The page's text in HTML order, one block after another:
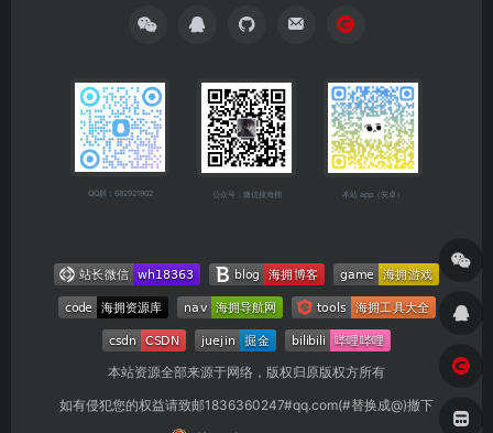
QQ群：682921902 公众号：微信搜海拥 本站 app（安卓）
本站资源全部来源于网络，版权归原版权方所有
如有侵犯您的权益请致邮1836360247#qq.com(#替换成@)撤下